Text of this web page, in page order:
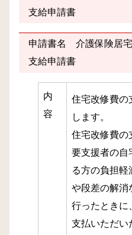
支給申請書
申請書名 介護保険居
支給申請書
内
容
住宅改修費の
します。
住宅改修費の
要支援者の自
る方の負担
や段差の解消
行ったときに
支払いただい